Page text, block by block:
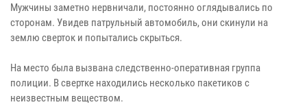
Мужчины заметно нервничали, постоянно оглядывались по
сторонам. Увидев патрульный автомобиль, они скинули на
землю сверток и попытались скрыться.
На место была вызвана следственно-оперативная группа
полиции. В свертке находились несколько пакетиков с
неизвестным веществом.